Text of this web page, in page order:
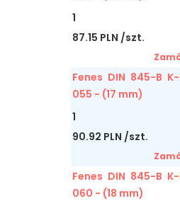
1
87.15 PLN /szt.
Fenes DIN 845-B
055 - (17 mm)
1
90.92 PLN /szt.
Fenes DIN 845-B
060 - (18 mm)